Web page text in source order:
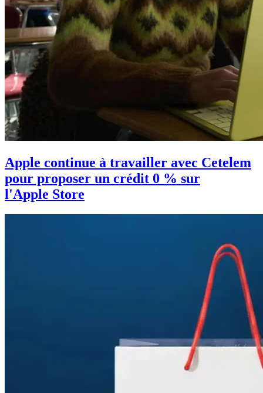
Apple continue à travailler avec Cetelem
pour proposer un crédit 0 % sur
l'Apple Store